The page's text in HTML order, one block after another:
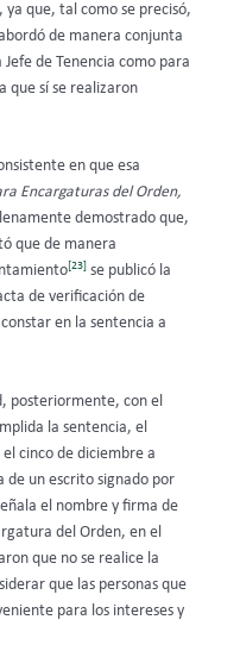
que, tal como se precisó,
de manera conjunta
de Tenencia como para
que sí se realizaron
en que esa
Encargaturas del Orden,
demostrado que,
que de manera
[23] se publicó la
de verificación de
en la sentencia a
posteriormente, con el
la sentencia, el
cinco de diciembre a
de un escrito signado por
el nombre y firma de
del Orden, en el
que no se realice la
que las personas que
para los intereses y